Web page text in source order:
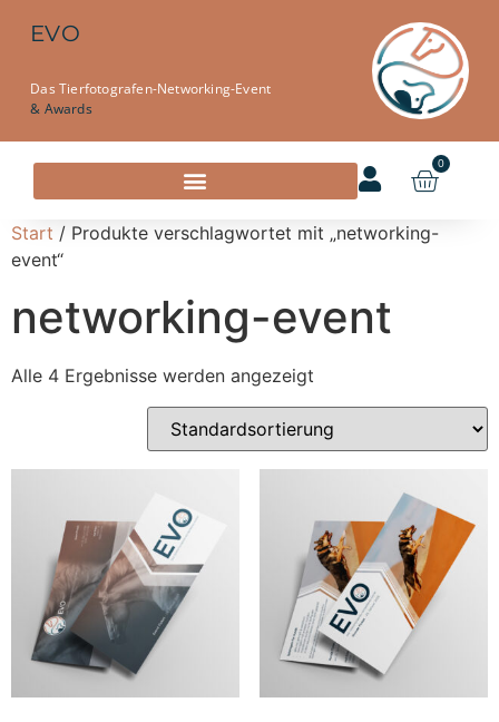
EVO
Das Tierfotografen-Networking-Event
& Awards
0
Start / Produkte verschlagwortet mit „networking-
event“
networking-event
Alle 4 Ergebnisse werden angezeigt